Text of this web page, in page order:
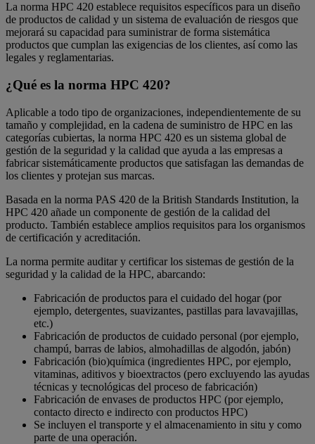
La norma HPC 420 establece requisitos específicos para un diseño
de productos de calidad y un sistema de evaluación de riesgos que
mejorará su capacidad para suministrar de forma sistemática
productos que cumplan las exigencias de los clientes, así como las
legales y reglamentarias.
¿Qué es la norma HPC 420?
Aplicable a todo tipo de organizaciones, independientemente de su
tamaño y complejidad, en la cadena de suministro de HPC en las
categorías cubiertas, la norma HPC 420 es un sistema global de
gestión de la seguridad y la calidad que ayuda a las empresas a
fabricar sistemáticamente productos que satisfagan las demandas de
los clientes y protejan sus marcas.
Basada en la norma PAS 420 de la British Standards Institution, la
HPC 420 añade un componente de gestión de la calidad del
producto. También establece amplios requisitos para los organismos
de certificación y acreditación.
La norma permite auditar y certificar los sistemas de gestión de la
seguridad y la calidad de la HPC, abarcando:
Fabricación de productos para el cuidado del hogar (por
ejemplo, detergentes, suavizantes, pastillas para lavavajillas,
etc.)
Fabricación de productos de cuidado personal (por ejemplo,
champú, barras de labios, almohadillas de algodón, jabón)
Fabricación (bio)química (ingredientes HPC, por ejemplo,
vitaminas, aditivos y bioextractos (pero excluyendo las ayudas
técnicas y tecnológicas del proceso de fabricación)
Fabricación de envases de productos HPC (por ejemplo,
contacto directo e indirecto con productos HPC)
Se incluyen el transporte y el almacenamiento in situ y como
parte de una operación.